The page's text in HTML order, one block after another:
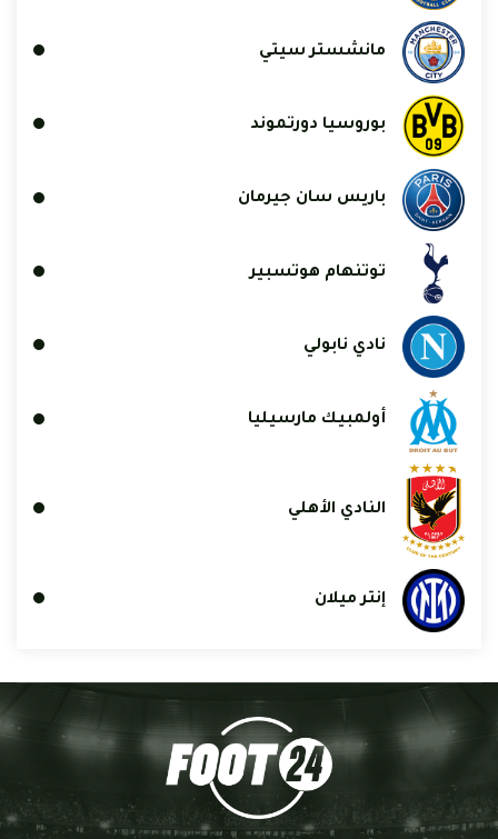
مانشستر سيتي
بوروسيا دورتموند
باريس سان جيرمان
توتنهام هوتسبير
نادي نابولي
أولمبيك مارسيليا
النادي الأهلي
إنتر ميلان